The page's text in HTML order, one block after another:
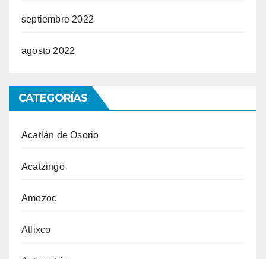
septiembre 2022
agosto 2022
CATEGORÍAS
Acatlán de Osorio
Acatzingo
Amozoc
Atlixco